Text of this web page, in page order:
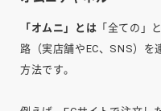
「オムニ」とは 「全ての」
路（実店舗やEC、SNS）を
方法です。